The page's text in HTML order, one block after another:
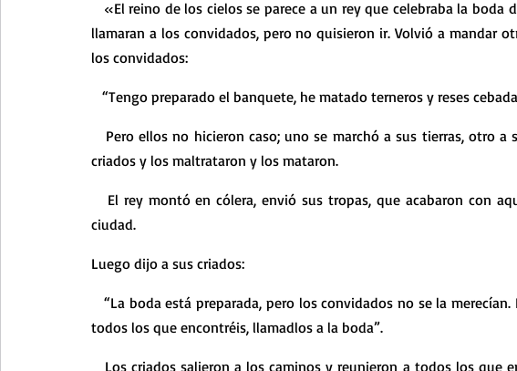
Meditaciones Semana Santa 2023
Vídeos de familia Evangelio Dominical. Año B Evangelio Dominical.
llamaran a los convidados, pero no quisieron ir. Volvió a mandar
los convidados:
“Tengo preparado el banquete, he matado terneros y reses
criados y los maltrataron y los mataron.
ciudad.
Luego dijo a sus criados:
   “La boda está preparada, pero los convidados no se la merecían. Id ahora a los cruces de los caminos y a
todos los que encontréis, llamadlos a la boda”.